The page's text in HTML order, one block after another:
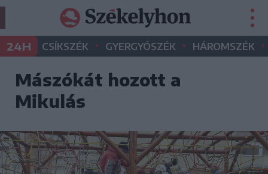
24H CSÍKSZÉK • GYERGYÓSZÉK • HÁROMSZÉK •
Mászókát hozott a
Mikulás